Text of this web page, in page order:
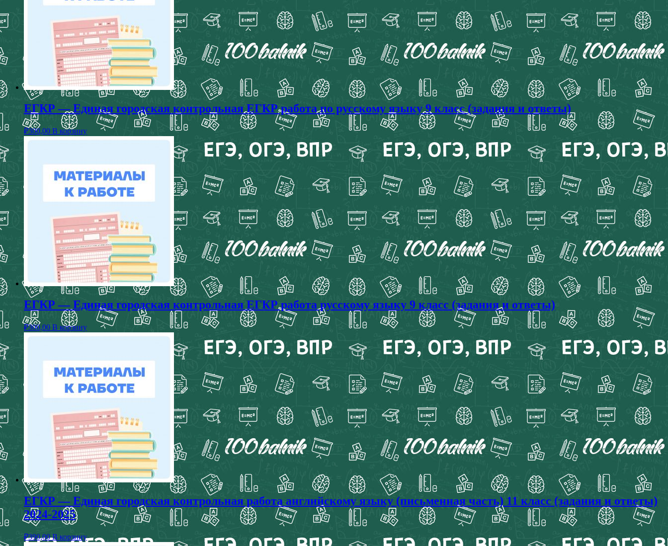
ЕГКР — Единая городская контрольная ЕГКР работа по русскому языку 9 класс (задания и ответы)
₽300,00 В корзину
ЕГКР — Единая городская контрольная ЕГКР работа русскому языку 9 класс (задания и ответы)
₽300,00 В корзину
ЕГКР — Единая городская контрольная работа английскому языку (письменная часть) 11 класс (задания и ответы)
2024-2025
₽390,00 В корзину